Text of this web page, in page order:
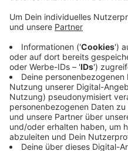
Anzeige
Die Berliner warten noch
letzten zehn Jahren
allerdings nur einmal
sieben Niederlagen und
sind bei der Borussia
Bensebaini, Itakura und